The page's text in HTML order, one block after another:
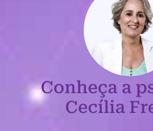
Conheça a
Cecília